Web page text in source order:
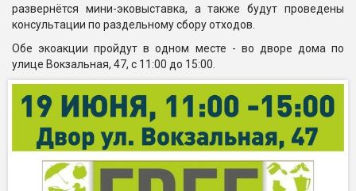
развернётся мини-эковыставка, а также будут проведены
консультации по раздельному сбору отходов.
Обе экоакции пройдут в одном месте - во дворе дома по
улице Вокзальная, 47, с 11:00 до 15:00.